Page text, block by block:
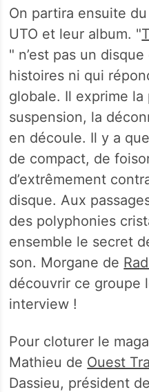
On partira ensuite
UTO et leur album. "
" n’est pas un
histoires ni qui
globale. Il exprime
suspension, la
en découle. Il y a
de compact, de
d’extrêmement
disque. Aux
des polyphonies
ensemble le secret
son. Morgane de
découvrir ce groupe
interview !
Pour cloturer le
Mathieu de Ouest
Dassieu, président